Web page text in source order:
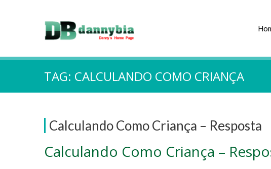
TAG: CALCULANDO COMO CRIANÇA
Calculando Como Criança – Resposta
Calculando Como Criança –